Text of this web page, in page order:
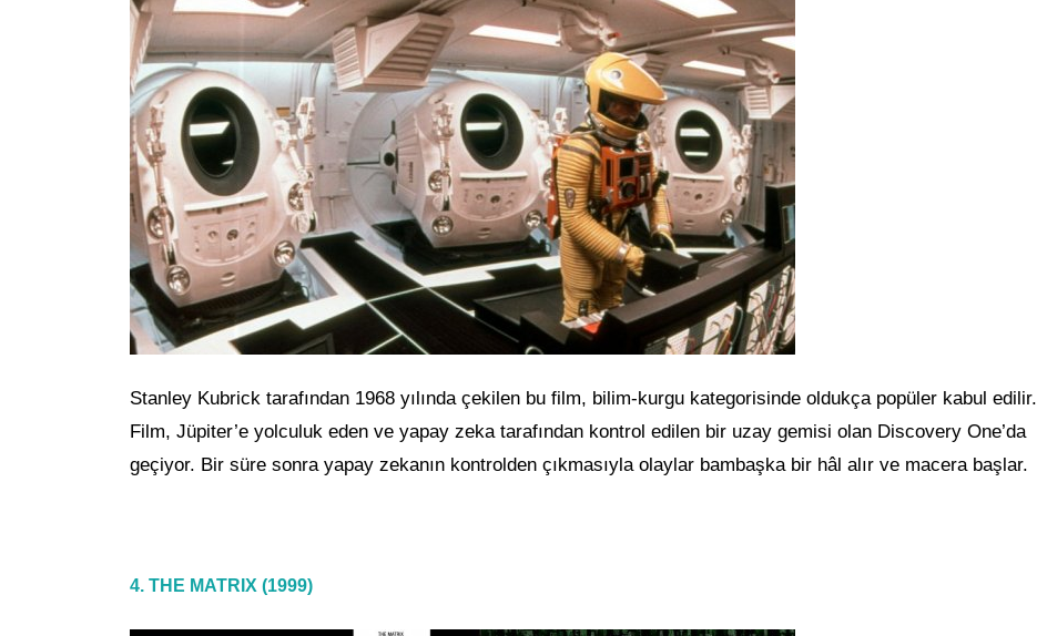
Stanley Kubrick tarafından 1968 yılında çekilen bu film, bilim-kurgu kategorisinde oldukça popüler kabul edilir.
Film, Jüpiter’e yolculuk eden ve yapay zeka tarafından kontrol edilen bir uzay gemisi olan Discovery One’da
geçiyor. Bir süre sonra yapay zekanın kontrolden çıkmasıyla olaylar bambaşka bir hâl alır ve macera başlar.
4. THE MATRIX (1999)